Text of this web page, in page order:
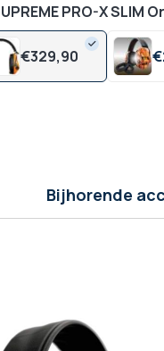
PRO-X SLIM
€329,90 €
Bijhorende